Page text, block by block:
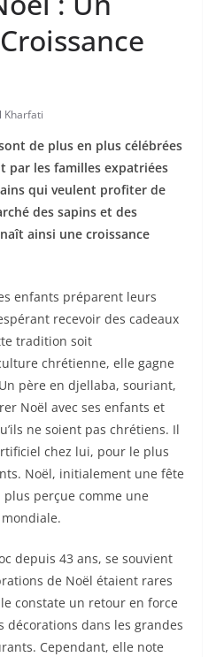
Kharfati
de plus en plus célébrées
par les familles expatriées
qui veulent profiter de
des sapins et des
ainsi une croissance
enfants préparent leurs
recevoir des cadeaux
tradition soit
chrétienne, elle gagne
père en djellaba, souriant,
Noël avec ses enfants et
ne soient pas chrétiens. Il
chez lui, pour le plus
Noël, initialement une fête
perçue comme une
depuis 43 ans, se souvient
de Noël étaient rares
constate un retour en force
décorations dans les grandes
Cependant, elle note